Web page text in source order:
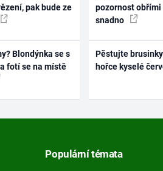
pak bude ze
Blondýnka se s
fotí se na místě
pozornost obřími
snadno
Pěstujte
hořce kyselé
Populární témata